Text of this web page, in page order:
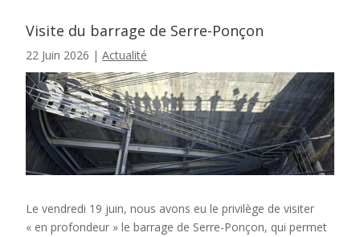
Visite du barrage de Serre-Ponçon
22 Juin 2026 |Actualité
Le vendredi 19 juin, nous avons eu le privilège de visiter
« en profondeur » le barrage de Serre-Ponçon, qui permet